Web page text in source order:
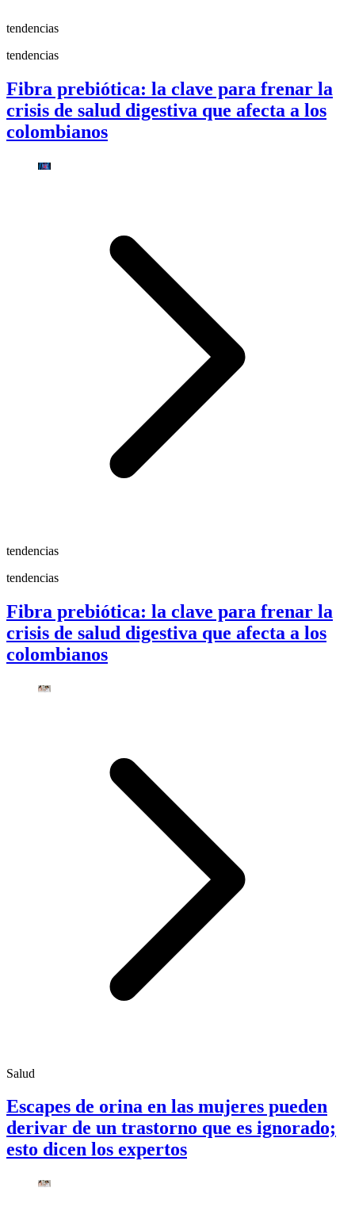
tendencias
tendencias
Fibra prebiótica: la clave para frenar la
crisis de salud digestiva que afecta a los
colombianos
tendencias
tendencias
Fibra prebiótica: la clave para frenar la
crisis de salud digestiva que afecta a los
colombianos
Salud
Escapes de orina en las mujeres pueden
derivar de un trastorno que es ignorado;
esto dicen los expertos